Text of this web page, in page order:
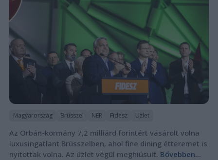
Magyarország Brüsszel NER Fidesz Üzlet
Az Orbán-kormány 7,2 milliárd forintért vásárolt volna
luxusingatlant Brüsszelben, ahol fine dining étteremet is
nyitottak volna. Az üzlet végül meghiúsult. Bővebben...